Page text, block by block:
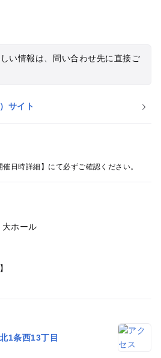
い情報は、問い合わせ先に直接ご
サイト
日時詳細】にて必ずご確認ください。
ホール
1条西13丁目